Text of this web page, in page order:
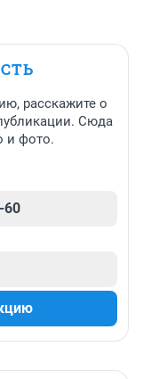
расскажите о
Сюда
и фото.
60